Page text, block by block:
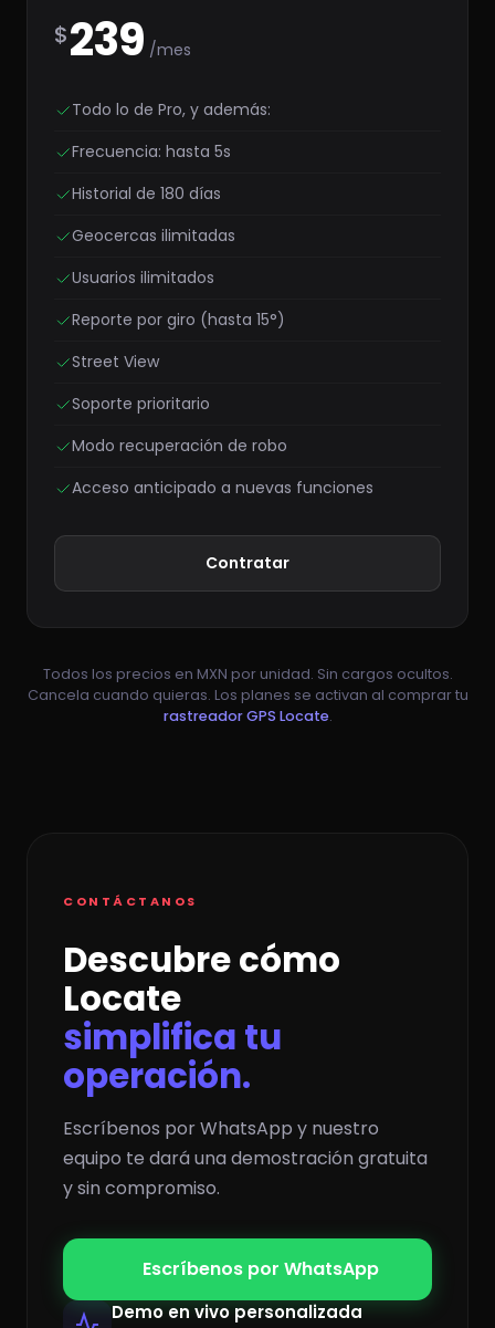
$239 /mes
Todo lo de Pro, y además:
Frecuencia: hasta 5s
Historial de 180 días
Geocercas ilimitadas
Usuarios ilimitados
Reporte por giro (hasta 15°)
Street View
Soporte prioritario
Modo recuperación de robo
Acceso anticipado a nuevas funciones
Contratar
Todos los precios en MXN por unidad. Sin cargos ocultos.
Cancela cuando quieras. Los planes se activan al comprar tu
rastreador GPS Locate.
CONTÁCTANOS
Descubre cómo
Locate
simplifica tu
operación.
Escríbenos por WhatsApp y nuestro
equipo te dará una demostración gratuita
y sin compromiso.
Escríbenos por WhatsApp
Demo en vivo personalizada